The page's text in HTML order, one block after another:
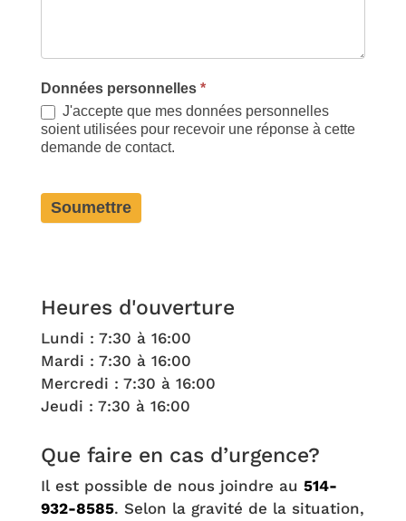
Données personnelles *
J'accepte que mes données personnelles
soient utilisées pour recevoir une réponse à cette
demande de contact.
Soumettre
Heures d'ouverture
Lundi : 7:30 à 16:00
Mardi : 7:30 à 16:00
Mercredi : 7:30 à 16:00
Jeudi : 7:30 à 16:00
Que faire en cas d’urgence?
Il est possible de nous joindre au 514-
932-8585. Selon la gravité de la situation,